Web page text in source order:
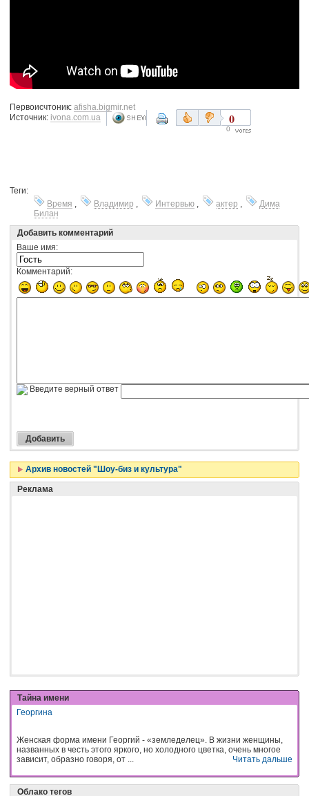
Первоисчтоник: afisha.bigmir.net
Источник: ivona.com.ua 0
0
Теги:
Время , Владимир , Интервью , актер ,
Дима
Билан
Добавить комментарий
Ваше имя:
Комментарий:
Введите верный ответ
Архив новостей "Шоу-биз и культура"
Реклама
Тайна имени
Георгина
Женская форма имени Георгий - «земледелец». В жизни женщины,
названных в честь этого яркого, но холодного цветка, очень многое
зависит, образно говоря, от ...
Читать дальше
Облако тегов